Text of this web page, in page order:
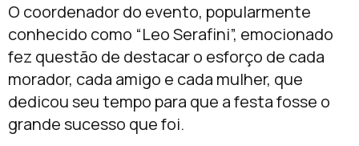
O coordenador do evento, popularmente
conhecido como “Leo Serafini”, emocionado
fez questão de destacar o esforço de cada
morador, cada amigo e cada mulher, que
dedicou seu tempo para que a festa fosse o
grande sucesso que foi.